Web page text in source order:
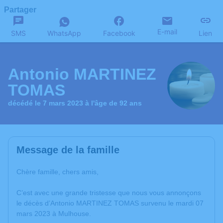
Partager
SMS WhatsApp Facebook E-mail Lien
Antonio MARTINEZ
TOMAS
décédé le 7 mars 2023 à l'âge de 92 ans
Message de la famille
Chère famille, chers amis,
C’est avec une grande tristesse que nous vous annonçons
le décès d’Antonio MARTINEZ TOMAS survenu le mardi 07
mars 2023 à Mulhouse.